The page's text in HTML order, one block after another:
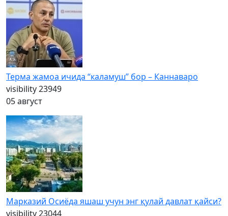
Терма жамоа ичида “каламуш” бор – Каннаваро
visibility23949
05 август
Марказий Осиёда яшаш учун энг қулай давлат қайси?
visibility23044